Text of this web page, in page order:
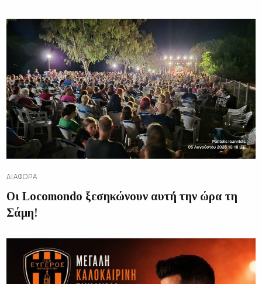
ΔΙΑΦΟΡΑ
Οι Locomondo ξεσηκώνουν αυτή την ώρα τη
Σάμη!